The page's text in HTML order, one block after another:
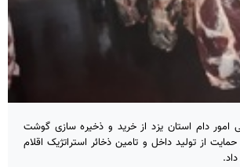
امور دام استان یزد از خرید و ذخیره سازی گوشت
از تولید داخل و تامین ذخائر استراتژیک اقلام